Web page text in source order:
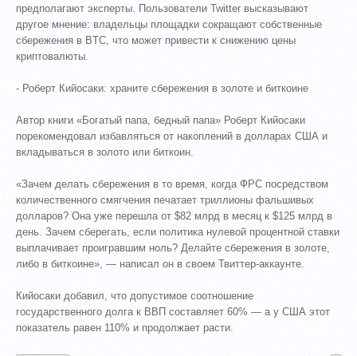
предполагают эксперты. Пользователи Twitter высказывают
другое мнение: владельцы площадки сокращают собственные
сбережения в BTC, что может привести к снижению цены
криптовалюты.
- Роберт Кийосаки: храните сбережения в золоте и биткоине
Автор книги «Богатый папа, бедный папа» Роберт Кийосаки
порекомендовал избавляться от накоплений в долларах США и
вкладываться в золото или биткоин.
«Зачем делать сбережения в то время, когда ФРС посредством
количественного смягчения печатает триллионы фальшивых
долларов? Она уже перешла от $82 млрд в месяц к $125 млрд в
день. Зачем сберегать, если политика нулевой процентной ставки
выплачивает проигравшим ноль? Делайте сбережения в золоте,
либо в биткоине», — написал он в своем Твиттер-аккаунте.
Кийосаки добавил, что допустимое соотношение
государственного долга к ВВП составляет 60% — а у США этот
показатель равен 110% и продолжает расти.